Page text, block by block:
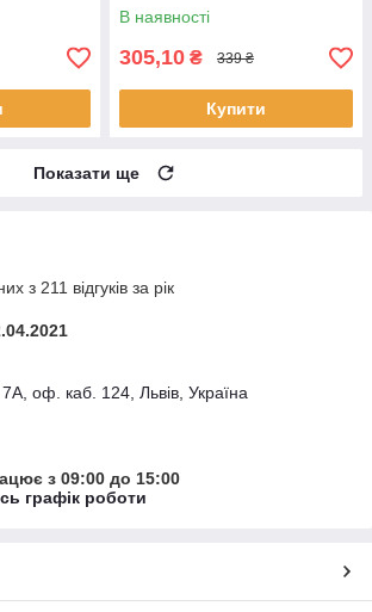
В наявності
305,10 ₴ 339 ₴
Купити
Показати ще
з 211 відгуків за рік
оф. каб. 124, Львів, Україна
з 09:00 до 15:00
графік роботи